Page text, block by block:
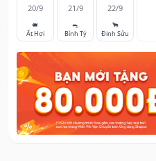
20/9
🐖
Ất Hợi
21/9
🐀
Bính Tý
22/9
🐂
Đinh Sửu